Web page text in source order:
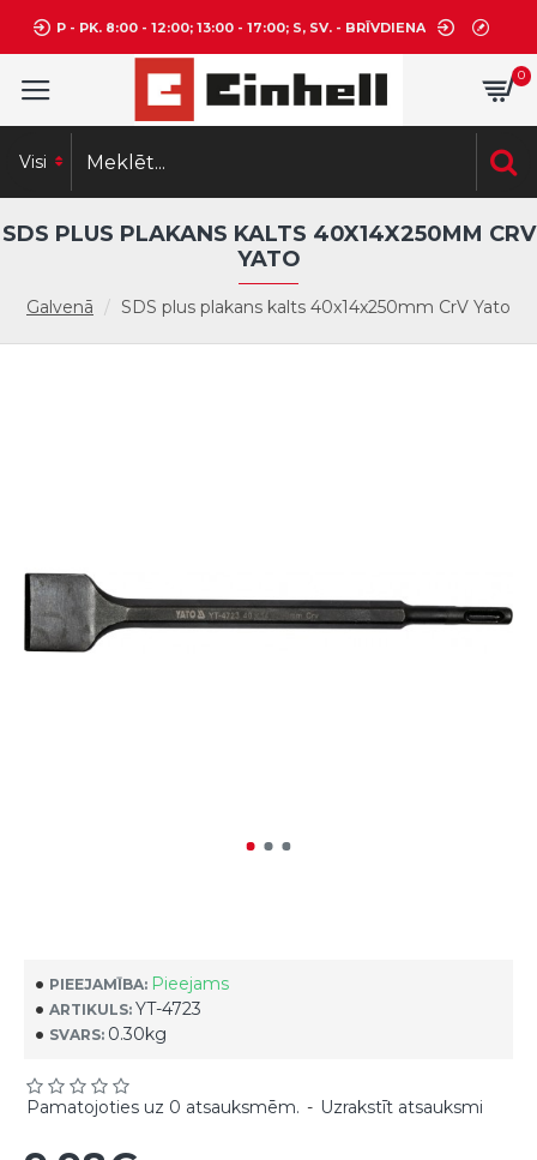
P - PK. 8:00 - 12:00; 13:00 - 17:00; S, SV. - BRĪVDIENA
0
Visi
Galvenā SDS plus plakans kalts 40x14x250mm CrV Yato
SDS PLUS PLAKANS KALTS 40X14X250MM CRV
YATO
PIEEJAMĪBA: Pieejams
ARTIKULS: YT-4723
SVARS: 0.30kg
Pamatojoties uz 0 atsauksmēm. - Uzrakstīt atsauksmi